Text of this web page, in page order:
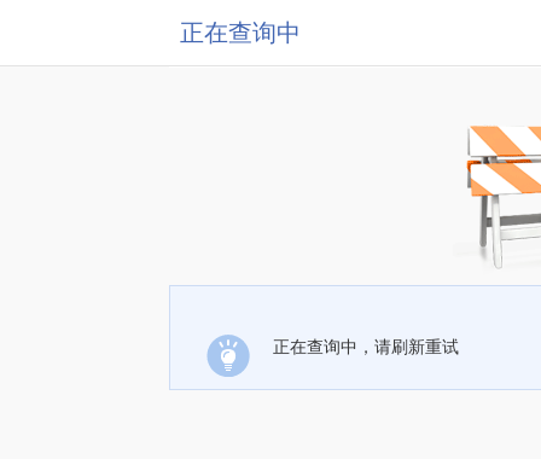
正在查询中
正在查询中，请刷新重试